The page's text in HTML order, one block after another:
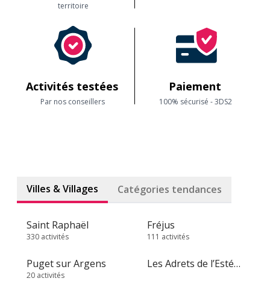
territoire
Activités testées
Par nos conseillers
Paiement
100% sécurisé - 3DS2
Villes & Villages Catégories tendances
Saint Raphaël
330 activités
Fréjus
111 activités
Puget sur Argens
20 activités
Les Adrets de l’Estérel